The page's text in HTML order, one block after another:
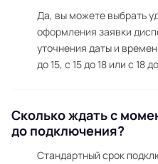
Да, вы можете выбрать
оформления заявки
уточнения даты и
до 15, с 15 до 18 или с 18
Сколько ждать с
до подключения?
Стандартный срок